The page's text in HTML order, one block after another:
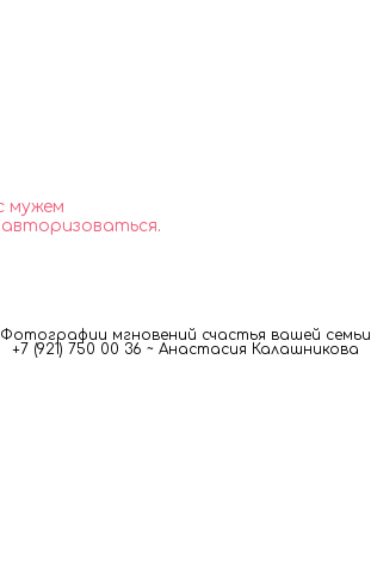
авторизоваться.
Фотографии мгновений счастья вашей семьи
+7 (921) 750 00 36 ~ Анастасия Калашникова